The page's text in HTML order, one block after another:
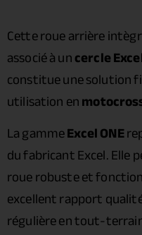
Cette roue arrière
associé à uncercle
constitue une solution
utilisation en
La gammeExcel ONE
du fabricant Excel. Elle
roue robuste et
excellent rapport
régulière en tout-